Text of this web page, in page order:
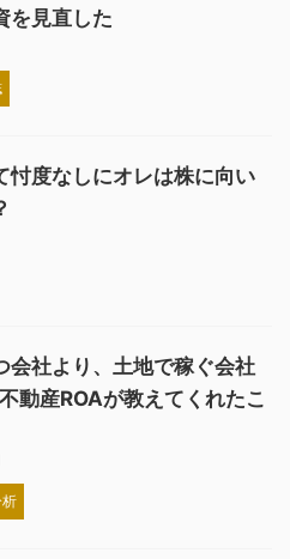
を見直した
忖度なしにオレは株に向い
会社より、土地で稼ぐ会社
動産ROAが教えてくれたこ